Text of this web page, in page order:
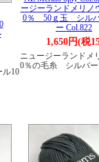
ル10
ージーランドメリノ
0％ 50ｇ玉 シル
ー Col.822
1,650円(税
ニュージーランドメ
0％の毛糸 シルバー